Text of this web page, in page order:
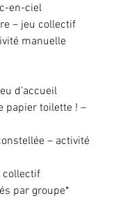
en-ciel
– jeu collectif
manuelle
d’accueil
papier toilette ! –
– activité
collectif
par groupe*